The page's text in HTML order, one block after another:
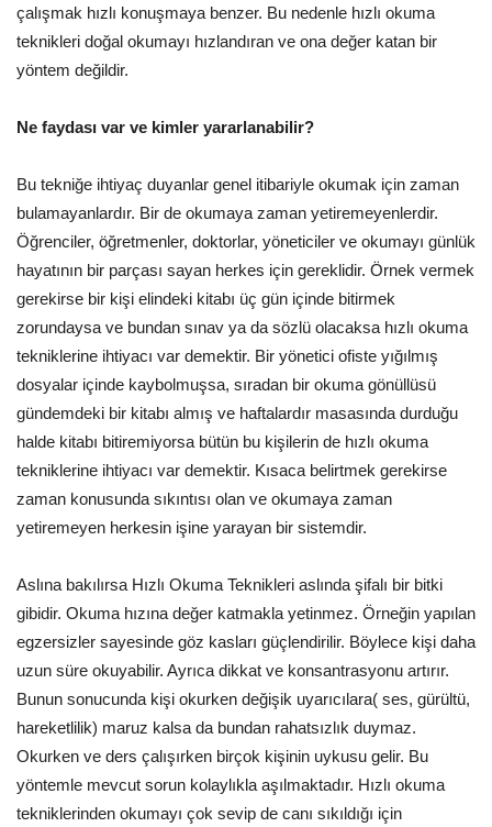
çalışmak hızlı konuşmaya benzer. Bu nedenle hızlı okuma
teknikleri doğal okumayı hızlandıran ve ona değer katan bir
yöntem değildir.
Ne faydası var ve kimler yararlanabilir?
Bu tekniğe ihtiyaç duyanlar genel itibariyle okumak için zaman
bulamayanlardır. Bir de okumaya zaman yetiremeyenlerdir.
Öğrenciler, öğretmenler, doktorlar, yöneticiler ve okumayı günlük
hayatının bir parçası sayan herkes için gereklidir. Örnek vermek
gerekirse bir kişi elindeki kitabı üç gün içinde bitirmek
zorundaysa ve bundan sınav ya da sözlü olacaksa hızlı okuma
tekniklerine ihtiyacı var demektir. Bir yönetici ofiste yığılmış
dosyalar içinde kaybolmuşsa, sıradan bir okuma gönüllüsü
gündemdeki bir kitabı almış ve haftalardır masasında durduğu
halde kitabı bitiremiyorsa bütün bu kişilerin de hızlı okuma
tekniklerine ihtiyacı var demektir. Kısaca belirtmek gerekirse
zaman konusunda sıkıntısı olan ve okumaya zaman
yetiremeyen herkesin işine yarayan bir sistemdir.
Aslına bakılırsa Hızlı Okuma Teknikleri aslında şifalı bir bitki
gibidir. Okuma hızına değer katmakla yetinmez. Örneğin yapılan
egzersizler sayesinde göz kasları güçlendirilir. Böylece kişi daha
uzun süre okuyabilir. Ayrıca dikkat ve konsantrasyonu artırır.
Bunun sonucunda kişi okurken değişik uyarıcılara( ses, gürültü,
hareketlilik) maruz kalsa da bundan rahatsızlık duymaz.
Okurken ve ders çalışırken birçok kişinin uykusu gelir. Bu
yöntemle mevcut sorun kolaylıkla aşılmaktadır. Hızlı okuma
tekniklerinden okumayı çok sevip de canı sıkıldığı için